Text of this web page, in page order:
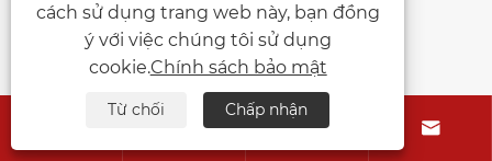
Gửi yêu cầu
 
cách sử dụng trang web này, bạn đồng
ý với việc chúng tôi sử dụng
cookie.Chính sách bảo mật
Từ chối Chấp nhận